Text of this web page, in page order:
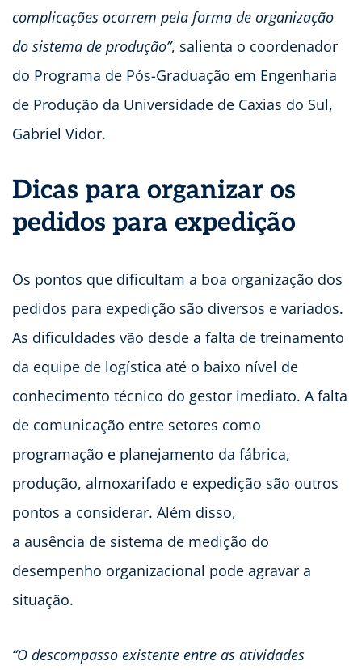
complicações ocorrem pela forma de organização
do sistema de produção”, salienta o coordenador
do Programa de Pós-Graduação em Engenharia
de Produção da Universidade de Caxias do Sul,
Gabriel Vidor.
Dicas para organizar os
pedidos para expedição
Os pontos que dificultam a boa organização dos
pedidos para expedição são diversos e variados.
As dificuldades vão desde a falta de treinamento
da equipe de logística até o baixo nível de
conhecimento técnico do gestor imediato. A falta
de comunicação entre setores como
programação e planejamento da fábrica,
produção, almoxarifado e expedição são outros
pontos a considerar. Além disso,
a ausência de sistema de medição do
desempenho organizacional pode agravar a
situação.
“O descompasso existente entre as atividades